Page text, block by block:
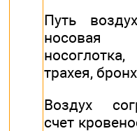
Путь
трахея,
Воздух
счет